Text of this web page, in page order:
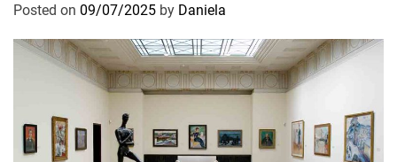
Posted on 09/07/2025 by Daniela